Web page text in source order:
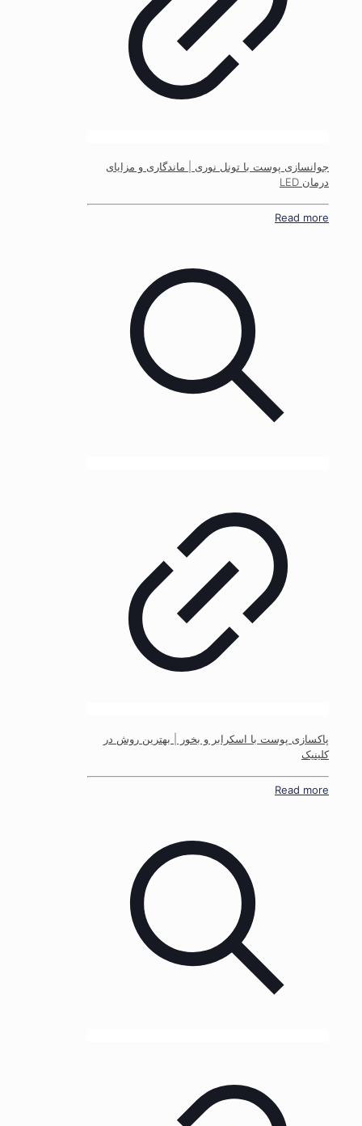
جوانسازی پوست با تونل نوری | ماندگاری و مزایای
درمان LED
Read more
پاکسازی پوست با اسکرابر و بخور | بهترین روش در
کلینیک
Read more